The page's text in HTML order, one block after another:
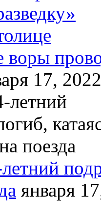
17, 2022
января